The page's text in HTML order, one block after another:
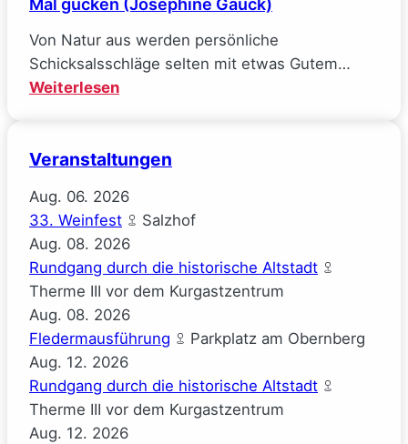
Mal gucken (Josephine Gauck)
Von Natur aus werden persönliche
Schicksalsschläge selten mit etwas Gutem…
Weiterlesen:
(Josephine
Veranstaltungen
Aug. 06. 2026
33. Weinfest
Salzhof
Aug. 08. 2026
Rundgang durch die historische Altstadt
Therme III vor dem Kurgastzentrum
Aug. 08. 2026
Fledermausführung
Parkplatz am Obernberg
Aug. 12. 2026
Rundgang durch die historische Altstadt
Therme III vor dem Kurgastzentrum
Aug. 12. 2026